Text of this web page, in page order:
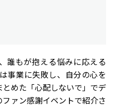
誰もが抱える悩みに応える
事業に失敗し、自分の心を
めた「心配しないで」でデ
ァン感謝イベントで紹介さ